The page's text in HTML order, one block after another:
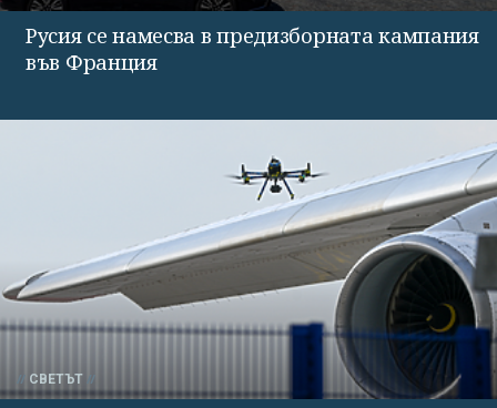
Русия се намесва в предизборната кампания
във Франция
СВЕТЪТ